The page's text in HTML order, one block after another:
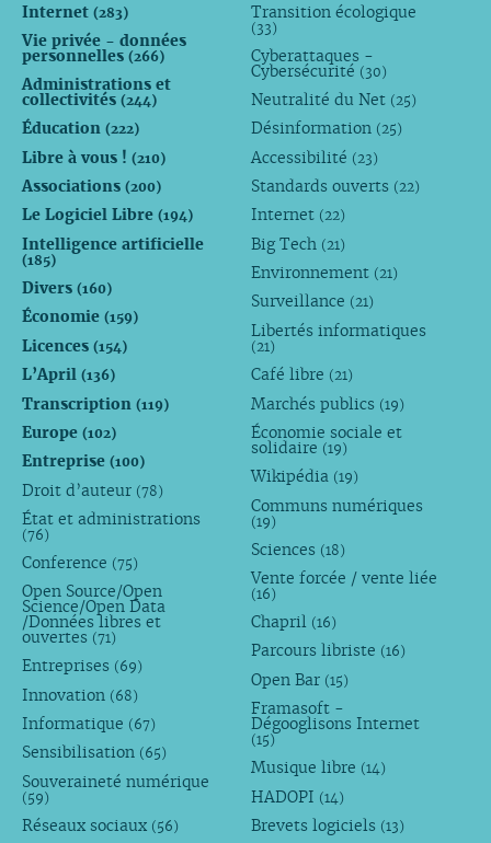
Internet (283)
Vie privée - données
personnelles (266)
Administrations et
collectivités (244)
Éducation (222)
Libre à vous ! (210)
Associations (200)
Le Logiciel Libre (194)
Intelligence artificielle
(185)
Divers (160)
Économie (159)
Licences (154)
L’April (136)
Transcription (119)
Europe (102)
Entreprise (100)
Droit d’auteur (78)
État et administrations
(76)
Conference (75)
Open Source/Open
Science/Open Data
/Données libres et
ouvertes (71)
Entreprises (69)
Innovation (68)
Informatique (67)
Sensibilisation (65)
Souveraineté numérique
(59)
Réseaux sociaux (56)
Transition écologique
(33)
Cyberattaques -
Cybersécurité (30)
Neutralité du Net (25)
Désinformation (25)
Accessibilité (23)
Standards ouverts (22)
Internet (22)
Big Tech (21)
Environnement (21)
Surveillance (21)
Libertés informatiques
(21)
Café libre (21)
Marchés publics (19)
Économie sociale et
solidaire (19)
Wikipédia (19)
Communs numériques
(19)
Sciences (18)
Vente forcée / vente liée
(16)
Chapril (16)
Parcours libriste (16)
Open Bar (15)
Framasoft -
Dégooglisons Internet
(15)
Musique libre (14)
HADOPI (14)
Brevets logiciels (13)